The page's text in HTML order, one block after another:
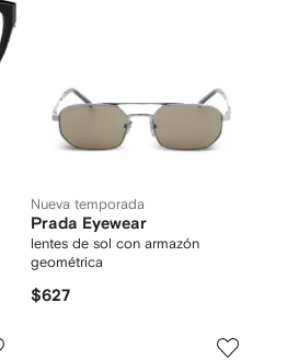
Nueva temporada
Prada Eyewear
lentes de sol con armazón
geométrica
$627